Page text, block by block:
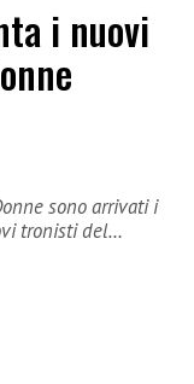
i nuovi
sono arrivati i
tronisti del…